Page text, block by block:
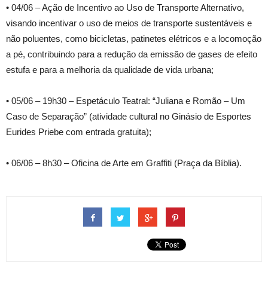
• 04/06 – Ação de Incentivo ao Uso de Transporte Alternativo,
visando incentivar o uso de meios de transporte sustentáveis e
não poluentes, como bicicletas, patinetes elétricos e a locomoção
a pé, contribuindo para a redução da emissão de gases de efeito
estufa e para a melhoria da qualidade de vida urbana;
• 05/06 – 19h30 – Espetáculo Teatral: “Juliana e Romão – Um
Caso de Separação” (atividade cultural no Ginásio de Esportes
Eurides Priebe com entrada gratuita);
• 06/06 – 8h30 – Oficina de Arte em Graffiti (Praça da Bíblia).